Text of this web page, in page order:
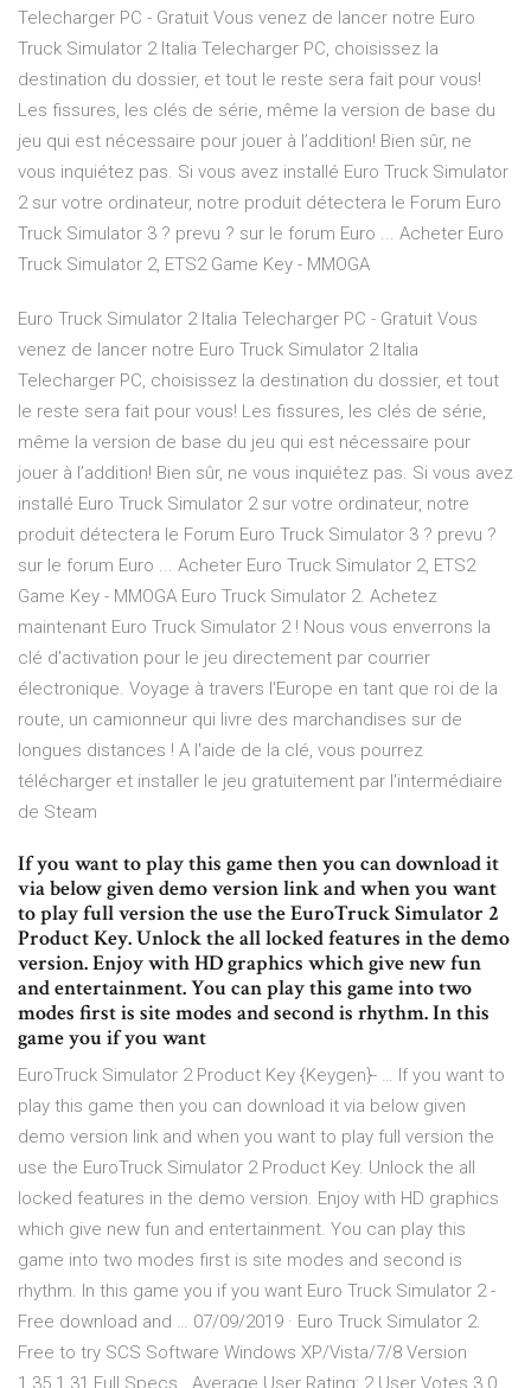
Telecharger PC - Gratuit Vous venez de lancer notre Euro
Truck Simulator 2 Italia Telecharger PC, choisissez la
destination du dossier, et tout le reste sera fait pour vous!
Les fissures, les clés de série, même la version de base du
jeu qui est nécessaire pour jouer à l’addition! Bien sûr, ne
vous inquiétez pas. Si vous avez installé Euro Truck Simulator
2 sur votre ordinateur, notre produit détectera le Forum Euro
Truck Simulator 3 ? prevu ? sur le forum Euro ... Acheter Euro
Truck Simulator 2, ETS2 Game Key - MMOGA
Euro Truck Simulator 2 Italia Telecharger PC - Gratuit Vous
venez de lancer notre Euro Truck Simulator 2 Italia
Telecharger PC, choisissez la destination du dossier, et tout
le reste sera fait pour vous! Les fissures, les clés de série,
même la version de base du jeu qui est nécessaire pour
jouer à l’addition! Bien sûr, ne vous inquiétez pas. Si vous avez
installé Euro Truck Simulator 2 sur votre ordinateur, notre
produit détectera le Forum Euro Truck Simulator 3 ? prevu ?
sur le forum Euro ... Acheter Euro Truck Simulator 2, ETS2
Game Key - MMOGA Euro Truck Simulator 2. Achetez
maintenant Euro Truck Simulator 2 ! Nous vous enverrons la
clé d'activation pour le jeu directement par courrier
électronique. Voyage à travers l'Europe en tant que roi de la
route, un camionneur qui livre des marchandises sur de
longues distances ! A l'aide de la clé, vous pourrez
télécharger et installer le jeu gratuitement par l'intermédiaire
de Steam
If you want to play this game then you can download it
via below given demo version link and when you want
to play full version the use the EuroTruck Simulator 2
Product Key. Unlock the all locked features in the demo
version. Enjoy with HD graphics which give new fun
and entertainment. You can play this game into two
modes first is site modes and second is rhythm. In this
game you if you want
EuroTruck Simulator 2 Product Key {Keygen}- … If you want to
play this game then you can download it via below given
demo version link and when you want to play full version the
use the EuroTruck Simulator 2 Product Key. Unlock the all
locked features in the demo version. Enjoy with HD graphics
which give new fun and entertainment. You can play this
game into two modes first is site modes and second is
rhythm. In this game you if you want Euro Truck Simulator 2 -
Free download and … 07/09/2019 · Euro Truck Simulator 2.
Free to try SCS Software Windows XP/Vista/7/8 Version